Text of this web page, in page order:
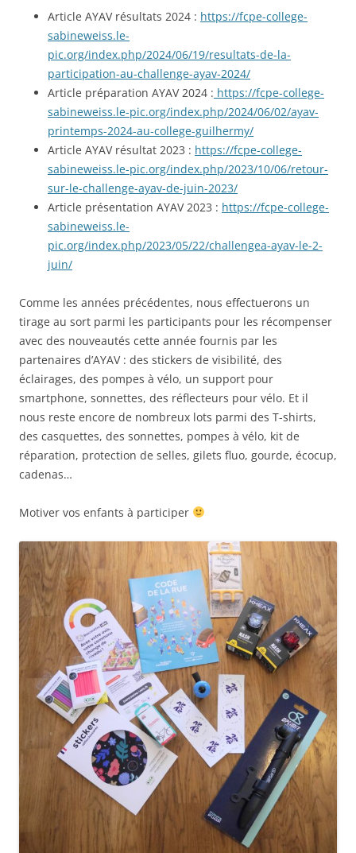
Article AYAV résultats 2024 : https://fcpe-college-
sabineweiss.le-
pic.org/index.php/2024/06/19/resultats-de-la-
participation-au-challenge-ayav-2024/
Article préparation AYAV 2024 : https://fcpe-college-
sabineweiss.le-pic.org/index.php/2024/06/02/ayav-
printemps-2024-au-college-guilhermy/
Article AYAV résultat 2023 : https://fcpe-college-
sabineweiss.le-pic.org/index.php/2023/10/06/retour-
sur-le-challenge-ayav-de-juin-2023/
Article présentation AYAV 2023 : https://fcpe-college-
sabineweiss.le-
pic.org/index.php/2023/05/22/challengea-ayav-le-2-
juin/
Comme les années précédentes, nous effectuerons un
tirage au sort parmi les participants pour les récompenser
avec des nouveautés cette année fournis par les
partenaires d’AYAV : des stickers de visibilité, des
éclairages, des pompes à vélo, un support pour
smartphone, sonnettes, des réflecteurs pour vélo. Et il
nous reste encore de nombreux lots parmi des T-shirts,
des casquettes, des sonnettes, pompes à vélo, kit de
réparation, protection de selles, gilets fluo, gourde, écocup,
cadenas…
Motiver vos enfants à participer